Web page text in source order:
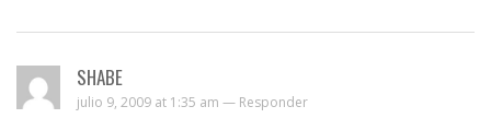
SHABE
julio 9, 2009 at 1:35 am — Responder